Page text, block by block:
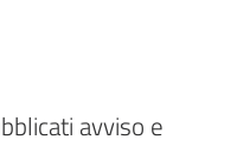
avviso e